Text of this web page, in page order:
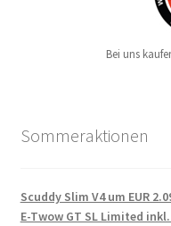
Bei uns
Sommeraktionen
Scuddy Slim V4 um EUR
E-Twow GT SL Limited